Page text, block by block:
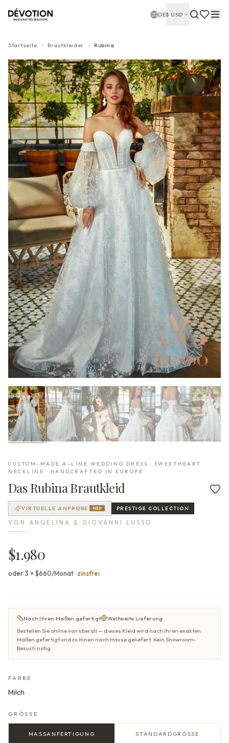
DE$ USD
Startseite / Brautkleider / Rubina
CUSTOM-MADE A-LINE WEDDING DRESS · SWEETHEART
NECKLINE · HANDCRAFTED IN EUROPE
Das RubinaBrautkleid
VIRTUELLE ANPROBE NEU PRESTIGE COLLECTION
VON ANGELINA & GIOVANNI LUSSO
$1.980
oder 3 × $660/Monat· zinsfrei
Nach Ihren Maßen gefertigt
Weltweite Lieferung
Bestellen Sie online von überall — dieses Kleid wird nach Ihren exakten
Maßen gefertigt und zu Ihnen nach Hause geliefert. Kein Showroom-
Besuch nötig.
FARBE
Milch
GRÖSSE
MASSANFERTIGUNG STANDARDGRÖSSE